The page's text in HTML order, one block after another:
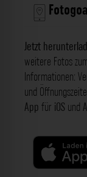
Jetzt
weitere Fotos
Informationen:
und
App für iOS und